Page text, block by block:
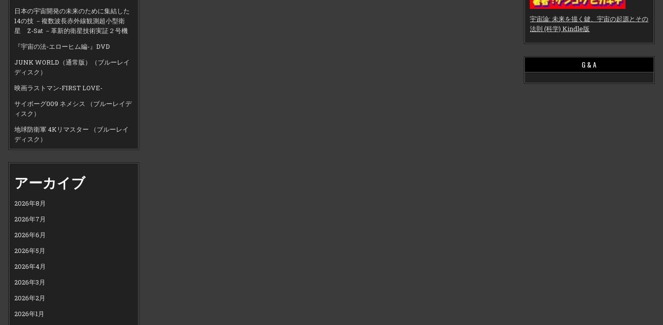
日本の宇宙開発の未来のために集結した
14の技 －複数波長赤外線観測超小型衛
星 Z-Sat －革新的衛星技術実証２号機
『宇宙の法-エローヒム編-』DVD
JUNK WORLD（通常版）（ブルーレイ
ディスク）
映画ラストマン-FIRST LOVE-
サイボーグ009 ネメシス （ブルーレイデ
ィスク）
地球防衛軍 4Kリマスター （ブルーレイ
ディスク）
アーカイブ
2026年8月
2026年7月
2026年6月
2026年5月
2026年4月
2026年3月
2026年2月
2026年1月
宇宙論: 未来を描く鍵、宇宙の起源とその
法則 (科学) Kindle版
G & A